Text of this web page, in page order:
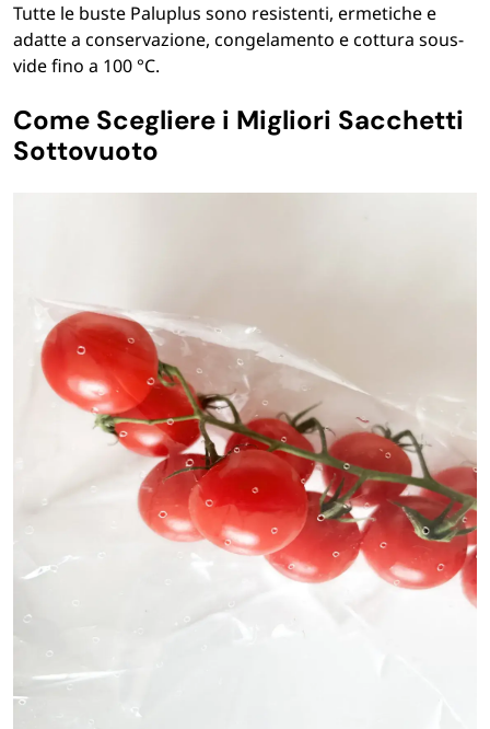
Tutte le buste Paluplus sono resistenti, ermetiche e
adatte a conservazione, congelamento e cottura sous-
vide fino a 100 °C.
Come Scegliere i Migliori Sacchetti
Sottovuoto